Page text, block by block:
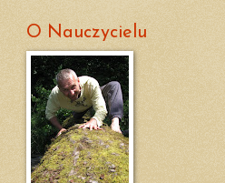
O Nauczycielu